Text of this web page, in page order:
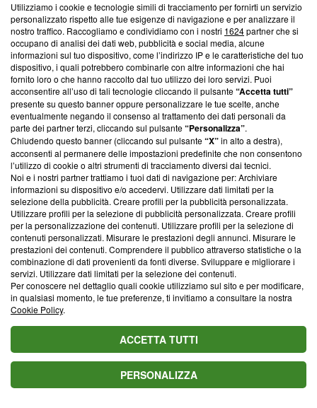
Questa sezione offre informazioni trasparenti su Blasting
News, sui nostri processi editoriali e su come ci impegniamo a
creare news di qualità. Inoltre, afferma la nostra aderenza a
‘Trust Project - News with Integrity’Blasting News non è
ancora membro del programma, ma ha richiesto di farne
parte; Trust Project non ha ancora effettuato una verifica di
conformità agli standard.
Su di noi
Team editoriale
Corporate
Redazione
Informativa Privacy
Cookie Policy
Blasting SA, IDI CHE-247.845.224, Via Carlo Frasca, 3 - 6900
Lugano (Svizzera) Tel:+39 0690258937
© 2026 Blasting News
Utilizziamo i cookie e tecnologie simili di tracciamento per fornirti un servizio
personalizzato rispetto alle tue esigenze di navigazione e per analizzare il
nostro traffico. Raccogliamo e condividiamo con i nostri 1624partner che si
occupano di analisi dei dati web, pubblicità e social media, alcune
informazioni sul tuo dispositivo, come l’indirizzo IP e le caratteristiche del tuo
dispositivo, i quali potrebbero combinarle con altre informazioni che hai
fornito loro o che hanno raccolto dal tuo utilizzo dei loro servizi. Puoi
acconsentire all’uso di tali tecnologie cliccando il pulsante“Accetta tutti”
presente su questo banner oppure personalizzare le tue scelte, anche
eventualmente negando il consenso al trattamento dei dati personali da
parte dei partner terzi, cliccando sul pulsante“Personalizza”.
Chiudendo questo banner (cliccando sul pulsante“X”in alto a destra),
acconsenti al permanere delle impostazioni predefinite che non consentono
l’utilizzo di cookie o altri strumenti di tracciamento diversi dai tecnici.
Noi e i nostri partner trattiamo i tuoi dati di navigazione per: Archiviare
informazioni su dispositivo e/o accedervi. Utilizzare dati limitati per la
selezione della pubblicità. Creare profili per la pubblicità personalizzata.
Utilizzare profili per la selezione di pubblicità personalizzata. Creare profili
per la personalizzazione dei contenuti. Utilizzare profili per la selezione di
contenuti personalizzati. Misurare le prestazioni degli annunci. Misurare le
prestazioni dei contenuti. Comprendere il pubblico attraverso statistiche o la
combinazione di dati provenienti da fonti diverse. Sviluppare e migliorare i
servizi. Utilizzare dati limitati per la selezione dei contenuti.
Per conoscere nel dettaglio quali cookie utilizziamo sul sito e per modificare,
in qualsiasi momento, le tue preferenze, ti invitiamo a consultare la nostra
Cookie Policy.
ACCETTA TUTTI
PERSONALIZZA